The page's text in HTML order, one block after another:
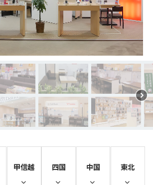
甲信越 四国 中国 東北